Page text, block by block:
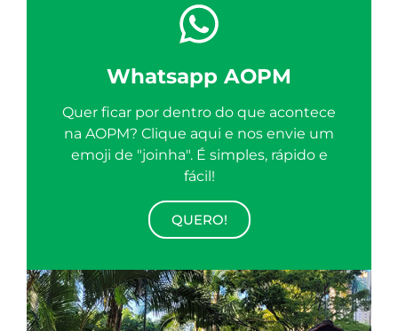
Whatsapp AOPM
Quer ficar por dentro do que acontece
na AOPM? Clique aqui e nos envie um
emoji de "joinha". É simples, rápido e
fácil!
QUERO!